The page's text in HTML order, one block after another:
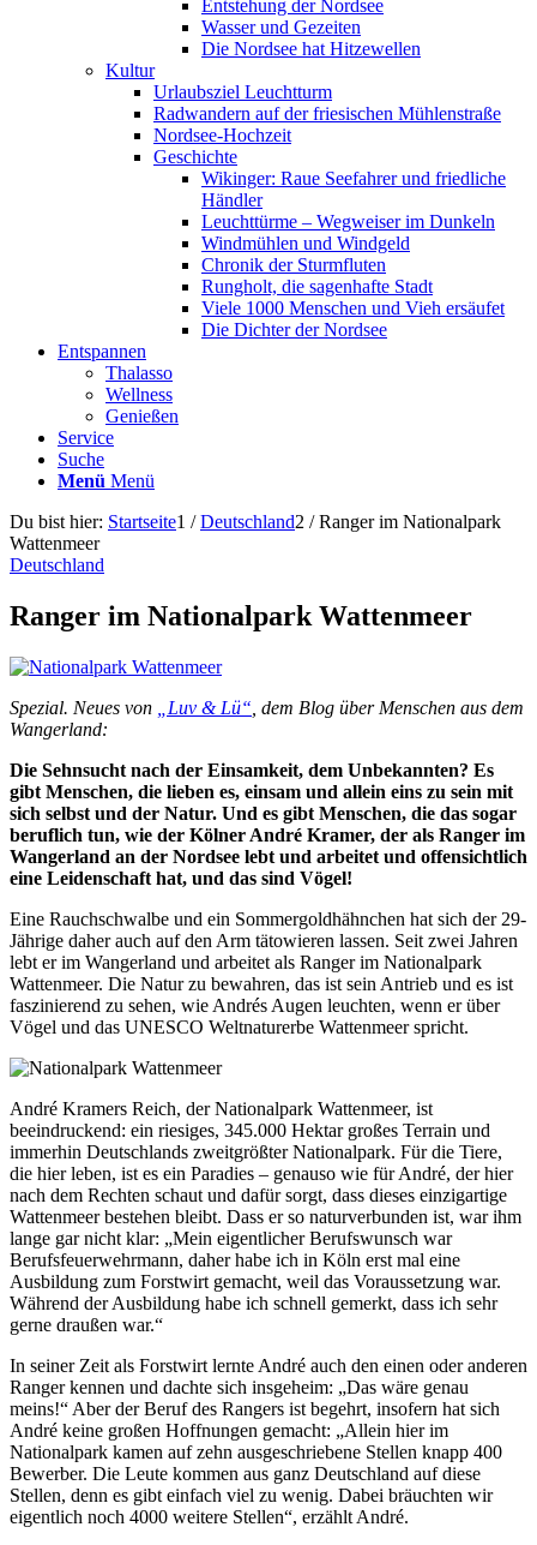
Entstehung der Nordsee
Wasser und Gezeiten
Die Nordsee hat Hitzewellen
Kultur
Urlaubsziel Leuchtturm
Radwandern auf der friesischen Mühlenstraße
Nordsee-Hochzeit
Geschichte
Wikinger: Raue Seefahrer und friedliche
Händler
Leuchttürme – Wegweiser im Dunkeln
Windmühlen und Windgeld
Chronik der Sturmfluten
Rungholt, die sagenhafte Stadt
Viele 1000 Menschen und Vieh ersäufet
Die Dichter der Nordsee
Entspannen
Thalasso
Wellness
Genießen
Service
Suche
Menü Menü
Du bist hier: Startseite1 / Deutschland2 / Ranger im Nationalpark
Wattenmeer
Deutschland
Ranger im Nationalpark Wattenmeer
Spezial. Neues von „Luv & Lü“ , dem Blog über Menschen aus dem
Wangerland:
Die Sehnsucht nach der Einsamkeit, dem Unbekannten? Es
gibt Menschen, die lieben es, einsam und allein eins zu sein mit
sich selbst und der Natur. Und es gibt Menschen, die das sogar
beruflich tun, wie der Kölner André Kramer, der als Ranger im
Wangerland an der Nordsee lebt und arbeitet und offensichtlich
eine Leidenschaft hat, und das sind Vögel!
Eine Rauchschwalbe und ein Sommergoldhähnchen hat sich der 29-
Jährige daher auch auf den Arm tätowieren lassen. Seit zwei Jahren
lebt er im Wangerland und arbeitet als Ranger im Nationalpark
Wattenmeer. Die Natur zu bewahren, das ist sein Antrieb und es ist
faszinierend zu sehen, wie Andrés Augen leuchten, wenn er über
Vögel und das UNESCO Weltnaturerbe Wattenmeer spricht.
André Kramers Reich, der Nationalpark Wattenmeer, ist
beeindruckend: ein riesiges, 345.000 Hektar großes Terrain und
immerhin Deutschlands zweitgrößter Nationalpark. Für die Tiere,
die hier leben, ist es ein Paradies – genauso wie für André, der hier
nach dem Rechten schaut und dafür sorgt, dass dieses einzigartige
Wattenmeer bestehen bleibt. Dass er so naturverbunden ist, war ihm
lange gar nicht klar: „Mein eigentlicher Berufswunsch war
Berufsfeuerwehrmann, daher habe ich in Köln erst mal eine
Ausbildung zum Forstwirt gemacht, weil das Voraussetzung war.
Während der Ausbildung habe ich schnell gemerkt, dass ich sehr
gerne draußen war.“
In seiner Zeit als Forstwirt lernte André auch den einen oder anderen
Ranger kennen und dachte sich insgeheim: „Das wäre genau
meins!“ Aber der Beruf des Rangers ist begehrt, insofern hat sich
André keine großen Hoffnungen gemacht: „Allein hier im
Nationalpark kamen auf zehn ausgeschriebene Stellen knapp 400
Bewerber. Die Leute kommen aus ganz Deutschland auf diese
Stellen, denn es gibt einfach viel zu wenig. Dabei bräuchten wir
eigentlich noch 4000 weitere Stellen“, erzählt André.